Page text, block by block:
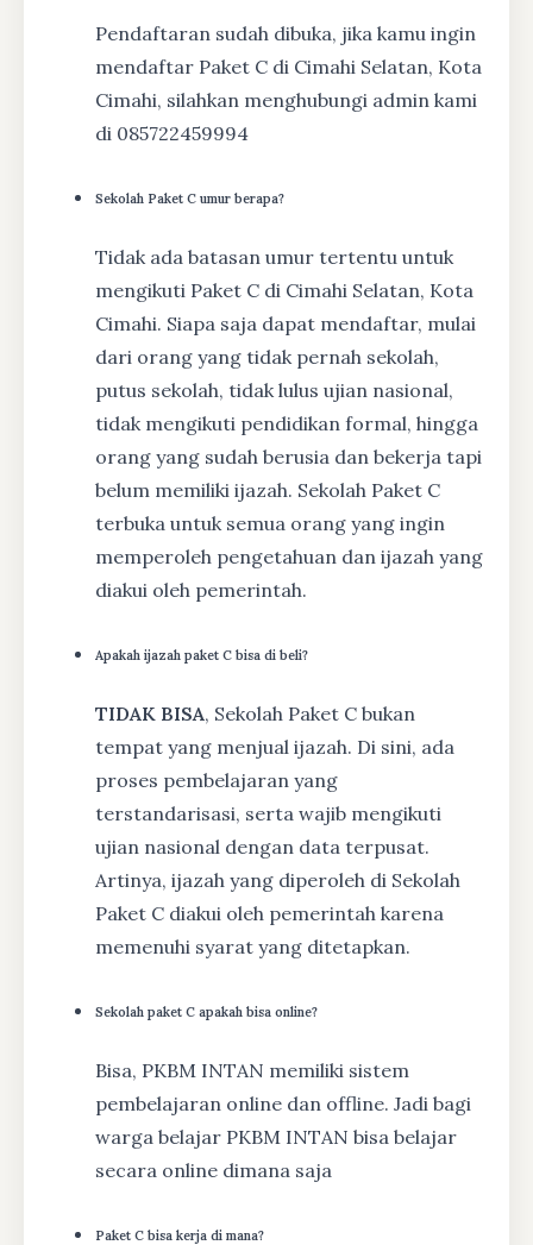
Pendaftaran sudah dibuka, jika kamu ingin
mendaftar Paket C di Cimahi Selatan, Kota
Cimahi, silahkan menghubungi admin kami
di 085722459994
Sekolah Paket C umur berapa?
Tidak ada batasan umur tertentu untuk
mengikuti Paket C di Cimahi Selatan, Kota
Cimahi. Siapa saja dapat mendaftar, mulai
dari orang yang tidak pernah sekolah,
putus sekolah, tidak lulus ujian nasional,
tidak mengikuti pendidikan formal, hingga
orang yang sudah berusia dan bekerja tapi
belum memiliki ijazah. Sekolah Paket C
terbuka untuk semua orang yang ingin
memperoleh pengetahuan dan ijazah yang
diakui oleh pemerintah.
Apakah ijazah paket C bisa di beli?
TIDAK BISA, Sekolah Paket C bukan
tempat yang menjual ijazah. Di sini, ada
proses pembelajaran yang
terstandarisasi, serta wajib mengikuti
ujian nasional dengan data terpusat.
Artinya, ijazah yang diperoleh di Sekolah
Paket C diakui oleh pemerintah karena
memenuhi syarat yang ditetapkan.
Sekolah paket C apakah bisa online?
Bisa, PKBM INTAN memiliki sistem
pembelajaran online dan offline. Jadi bagi
warga belajar PKBM INTAN bisa belajar
secara online dimana saja
Paket C bisa kerja di mana?